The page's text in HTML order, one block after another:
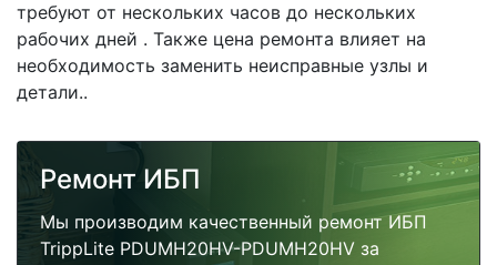
требуют от нескольких часов до нескольких
рабочих дней . Также цена ремонта влияет на
необходимость заменить неисправные узлы и
детали..
Ремонт ИБП
Мы производим качественный ремонт ИБП
TrippLite PDUMH20HV-PDUMH20HV за